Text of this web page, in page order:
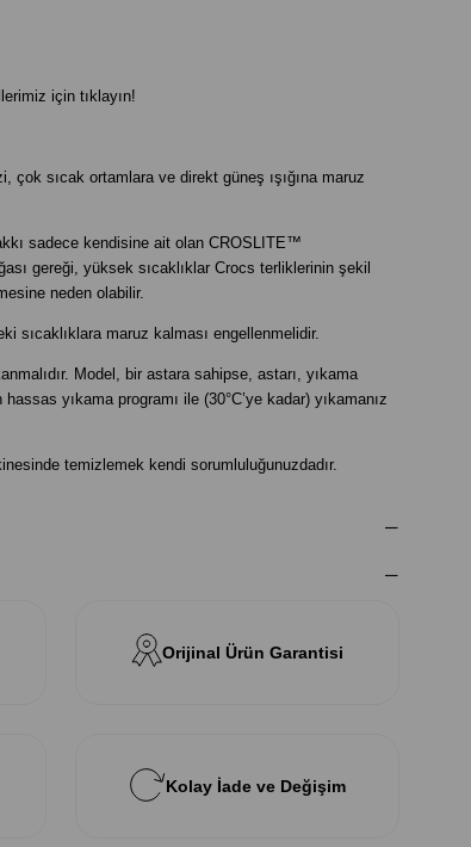
için tıklayın!
sıcak ortamlara ve direkt güneş ışığına maruz
sadece kendisine ait olan CROSLITE™
gereği, yüksek sıcaklıklar Crocs terliklerinin şekil
neden olabilir.
sıcaklıklara maruz kalması engellenmelidir.
Model, bir astara sahipse, astarı, yıkama
yıkama programı ile (30°C’ye kadar) yıkamanız
temizlemek kendi sorumluluğunuzdadır.
Orijinal Ürün Garantisi
Kolay İade ve Değişim